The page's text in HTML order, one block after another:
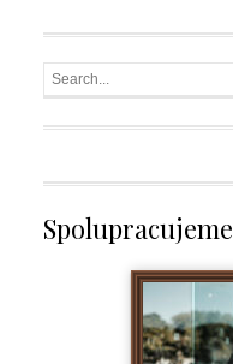
Spolupracujeme